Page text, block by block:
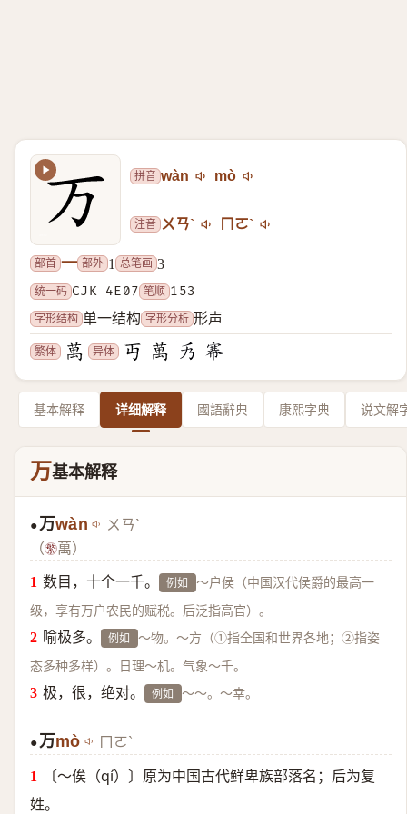
拼音 wàn mò
注音 ㄨㄢˋ ㄇㄛˋ
部首 一 部外 1 总笔画 3
统一码 CJK 4E07 笔顺 153
字形结构 单一结构 字形分析 形声
繁体 异体
基本解释 详细解释 國語辭典 康熙字典 说文解
万基本解释
●万wàn ㄨㄢˋ
（
萬）
数目，十个一千。
例如 ～户侯（中国汉代侯爵的最高一
级，享有万户农民的赋税。后泛指高官）。
喻极多。 例如 ～物。～方（①指全国和世界各地；②指姿
态多种多样）。日理～机。气象～千。
极，很，绝对。 例如 ～～。～幸。
●万mò ㄇㄛˋ
〔～俟（qí）〕原为中国古代鲜卑族部落名；后为复
姓。